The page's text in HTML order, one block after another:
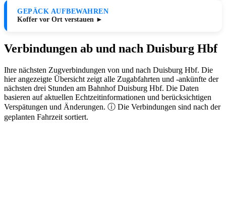
GEPÄCK AUFBEWAHREN
Koffer vor Ort verstauen ►
Verbindungen ab und nach Duisburg Hbf
Ihre nächsten Zugverbindungen von und nach Duisburg Hbf. Die
hier angezeigte Übersicht zeigt alle Zugabfahrten und -ankünfte der
nächsten drei Stunden am Bahnhof Duisburg Hbf. Die Daten
basieren auf aktuellen Echtzeitinformationen und berücksichtigen
Verspätungen und Änderungen. ⓘ Die Verbindungen sind nach der
geplanten Fahrzeit sortiert.